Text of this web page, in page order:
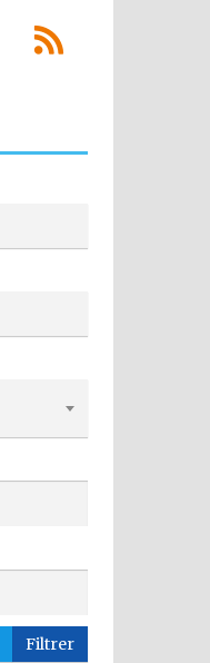
Filtrer